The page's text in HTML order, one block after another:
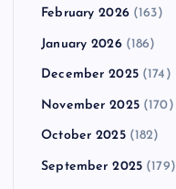
February 2026(163)
January 2026(186)
December 2025(174)
November 2025(170)
October 2025(182)
September 2025 (179)